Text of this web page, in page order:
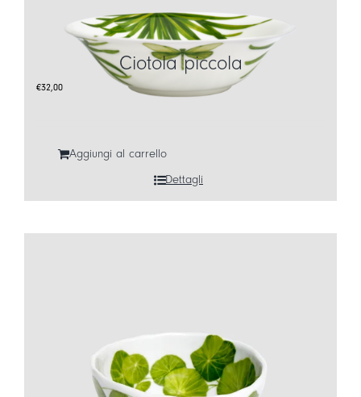
Ciotola piccola
€32,00
Aggiungi al carrello
Dettagli